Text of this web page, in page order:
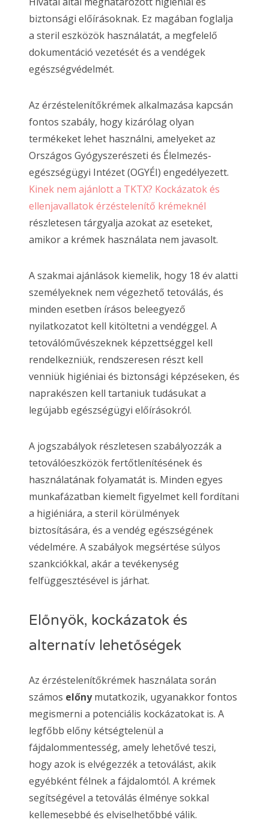
biztonsági előírásoknak. Ez magában foglalja
a steril eszközök használatát, a megfelelő
dokumentáció vezetését és a vendégek
egészségvédelmét.
Az érzéstelenítőkrémek alkalmazása kapcsán
fontos szabály, hogy kizárólag olyan
termékeket lehet használni, amelyeket az
Országos Gyógyszerészeti és Élelmezés-
egészségügyi Intézet (OGYÉI) engedélyezett.
Kinek nem ajánlott a TKTX? Kockázatok és
ellenjavallatok érzéstelenítő krémeknél
részletesen tárgyalja azokat az eseteket,
amikor a krémek használata nem javasolt.
A szakmai ajánlások kiemelik, hogy 18 év alatti
személyeknek nem végezhető tetoválás, és
minden esetben írásos beleegyező
nyilatkozatot kell kitöltetni a vendéggel. A
tetoválóművészeknek képzettséggel kell
rendelkezniük, rendszeresen részt kell
venniük higiéniai és biztonsági képzéseken, és
naprakészen kell tartaniuk tudásukat a
legújabb egészségügyi előírásokról.
A jogszabályok részletesen szabályozzák a
tetoválóeszközök fertőtlenítésének és
használatának folyamatát is. Minden egyes
munkafázatban kiemelt figyelmet kell fordítani
a higiéniára, a steril körülmények
biztosítására, és a vendég egészségének
védelmére. A szabályok megsértése súlyos
szankciókkal, akár a tevékenység
felfüggesztésével is járhat.
Előnyök, kockázatok és
alternatív lehetőségek
Az érzéstelenítőkrémek használata során
számos előnymutatkozik, ugyanakkor fontos
megismerni a potenciális kockázatokat is. A
legfőbb előny kétségtelenül a
fájdalommentesség, amely lehetővé teszi,
hogy azok is elvégezzék a tetoválást, akik
egyébként félnek a fájdalomtól. A krémek
segítségével a tetoválás élménye sokkal
kellemesebbé és elviselhetőbbé válik.